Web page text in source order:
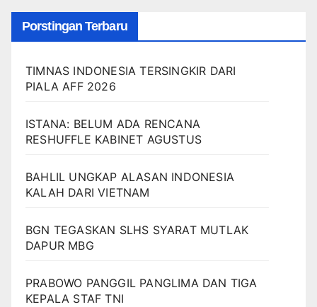
Porstingan Terbaru
TIMNAS INDONESIA TERSINGKIR DARI
PIALA AFF 2026
ISTANA: BELUM ADA RENCANA
RESHUFFLE KABINET AGUSTUS
BAHLIL UNGKAP ALASAN INDONESIA
KALAH DARI VIETNAM
BGN TEGASKAN SLHS SYARAT MUTLAK
DAPUR MBG
PRABOWO PANGGIL PANGLIMA DAN TIGA
KEPALA STAF TNI